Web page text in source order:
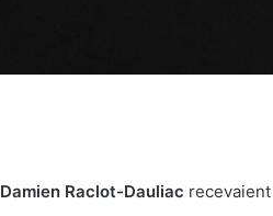
Damien Raclot-Dauliac